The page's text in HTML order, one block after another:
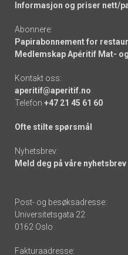
Informasjon og priser nett/
Abonnere:
Papirabonnement for
Medlemskap Apéritif Mat-
Kontakt oss:
aperitif@aperitif.no
Telefon +47 21 45 61 60
Ofte stilte spørsmål
Nyhetsbrev:
Meld deg på våre nyhetsbrev
Post- og besøksadresse:
Universitetsgata 22
0162 Oslo
Fakturaadresse: